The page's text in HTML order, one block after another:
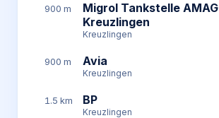
900 m
Migrol Tankstelle AMAG
Kreuzlingen
Kreuzlingen
900 m Avia
Kreuzlingen
1.5 km BP
Kreuzlingen